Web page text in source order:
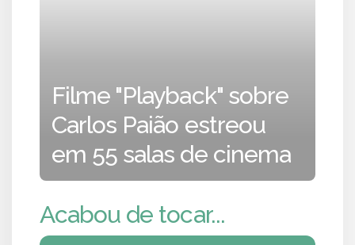
Filme "Playback" sobre
Carlos Paião estreou
em 55 salas de cinema
Acabou de tocar...